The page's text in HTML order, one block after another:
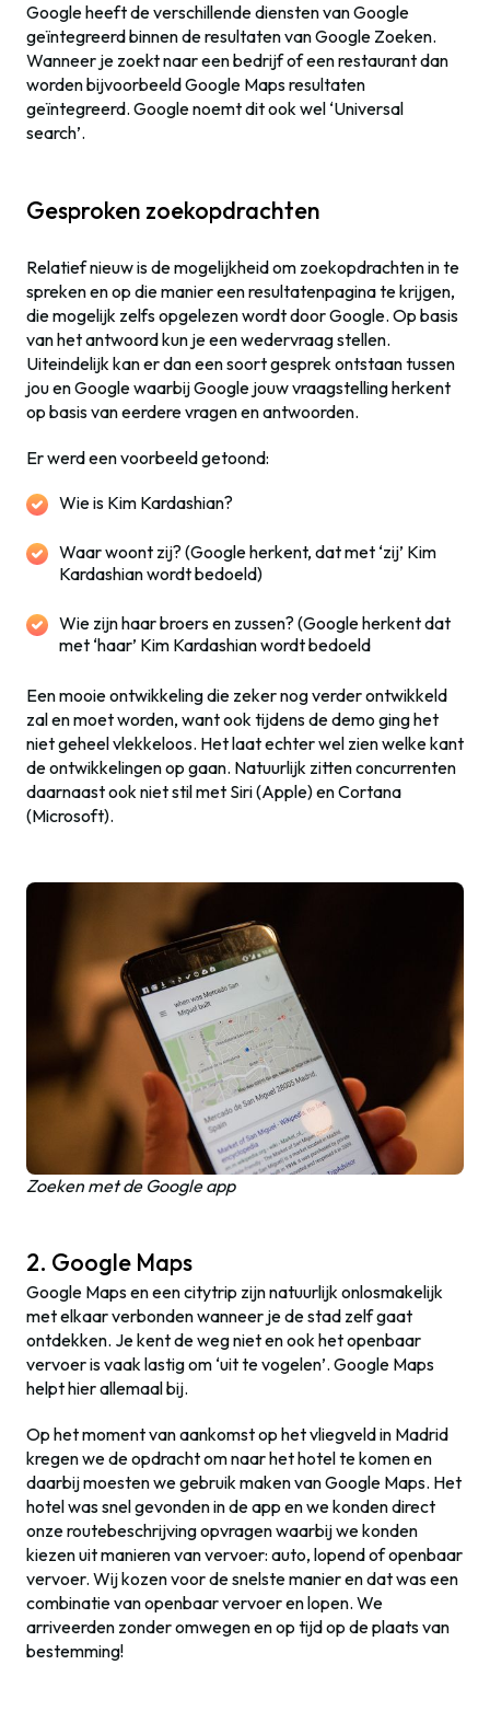
Google heeft de verschillende diensten van Google
geïntegreerd binnen de resultaten van Google Zoeken.
Wanneer je zoekt naar een bedrijf of een restaurant dan
worden bijvoorbeeld Google Maps resultaten
geïntegreerd. Google noemt dit ook wel ‘Universal
search’.
Gesproken zoekopdrachten
Relatief nieuw is de mogelijkheid om zoekopdrachten in te
spreken en op die manier een resultatenpagina te krijgen,
die mogelijk zelfs opgelezen wordt door Google. Op basis
van het antwoord kun je een wedervraag stellen.
Uiteindelijk kan er dan een soort gesprek ontstaan tussen
jou en Google waarbij Google jouw vraagstelling herkent
op basis van eerdere vragen en antwoorden.
Er werd een voorbeeld getoond:
Wie is Kim Kardashian?
Waar woont zij? (Google herkent, dat met ‘zij’ Kim
Kardashian wordt bedoeld)
Wie zijn haar broers en zussen? (Google herkent dat
met ‘haar’ Kim Kardashian wordt bedoeld
Een mooie ontwikkeling die zeker nog verder ontwikkeld
zal en moet worden, want ook tijdens de demo ging het
niet geheel vlekkeloos. Het laat echter wel zien welke kant
de ontwikkelingen op gaan. Natuurlijk zitten concurrenten
daarnaast ook niet stil met Siri (Apple) en Cortana
(Microsoft).
Zoeken met de Google app
2. Google Maps
Google Maps en een citytrip zijn natuurlijk onlosmakelijk
met elkaar verbonden wanneer je de stad zelf gaat
ontdekken. Je kent de weg niet en ook het openbaar
vervoer is vaak lastig om ‘uit te vogelen’. Google Maps
helpt hier allemaal bij.
Op het moment van aankomst op het vliegveld in Madrid
kregen we de opdracht om naar het hotel te komen en
daarbij moesten we gebruik maken van Google Maps. Het
hotel was snel gevonden in de app en we konden direct
onze routebeschrijving opvragen waarbij we konden
kiezen uit manieren van vervoer: auto, lopend of openbaar
vervoer. Wij kozen voor de snelste manier en dat was een
combinatie van openbaar vervoer en lopen. We
arriveerden zonder omwegen en op tijd op de plaats van
bestemming!